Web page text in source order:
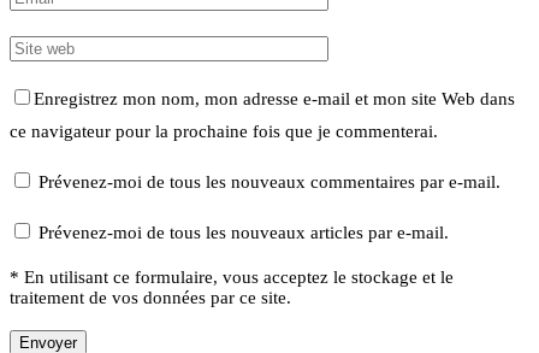
Enregistrez mon nom, mon adresse e-mail et mon site Web dans
ce navigateur pour la prochaine fois que je commenterai.
Prévenez-moi de tous les nouveaux commentaires par e-mail.
Prévenez-moi de tous les nouveaux articles par e-mail.
* En utilisant ce formulaire, vous acceptez le stockage et le
traitement de vos données par ce site.